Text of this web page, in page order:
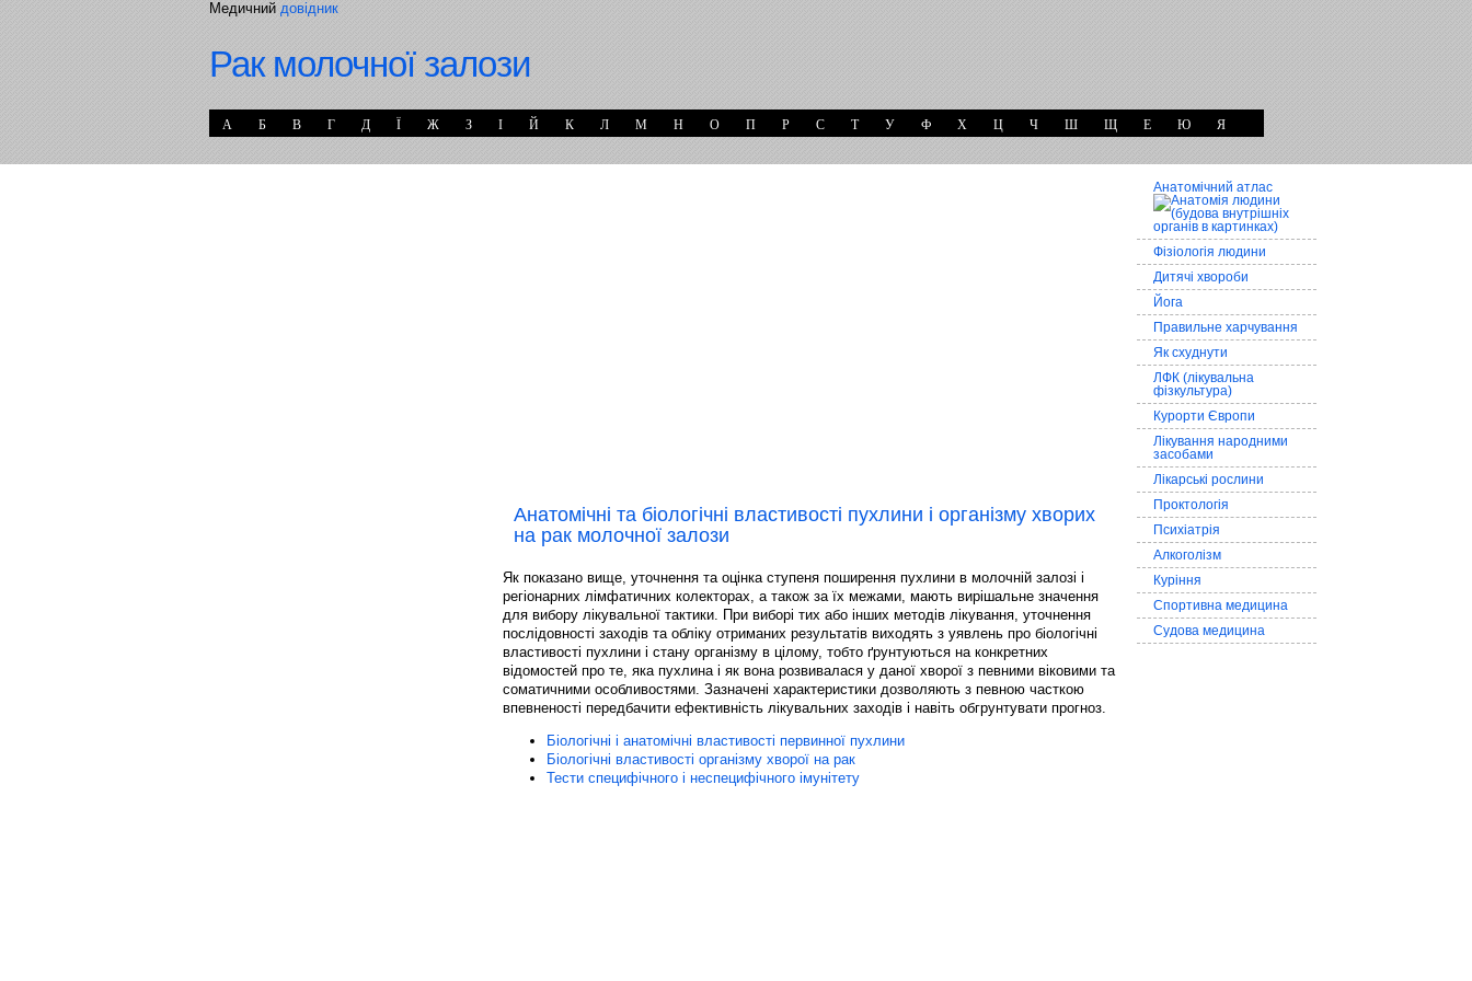
Медичнийдовідник
Рак молочної залози
А Б В Г Д Ї Ж З І Й К Л М Н О П Р С Т У Ф Х Ц Ч Ш Щ Е Ю Я
Анатомічні та біологічні властивості пухлини і організму хворих
на рак молочної залози
Як показано вище, уточнення та оцінка ступеня поширення пухлини в молочній залозі і
регіонарних лімфатичних колекторах, а також за їх межами, мають вирішальне значення
для вибору лікувальної тактики. При виборі тих або інших методів лікування, уточнення
послідовності заходів та обліку отриманих результатів виходять з уявлень про біологічні
властивості пухлини і стану організму в цілому, тобто ґрунтуються на конкретних
відомостей про те, яка пухлина і як вона розвивалася у даної хворої з певними віковими та
соматичними особливостями. Зазначені характеристики дозволяють з певною часткою
впевненості передбачити ефективність лікувальних заходів і навіть обгрунтувати прогноз.
Біологічні і анатомічні властивості первинної пухлини
Біологічні властивості організму хворої на рак
Тести специфічного і неспецифічного імунітету
Анатомічний атлас
Фізіологія людини
Дитячі хвороби
Йога
Правильне харчування
Як схуднути
ЛФК (лікувальна
фізкультура)
Курорти Європи
Лікування народними
засобами
Лікарські рослини
Проктологія
Психіатрія
Алкоголізм
Куріння
Спортивна медицина
Судова медицина